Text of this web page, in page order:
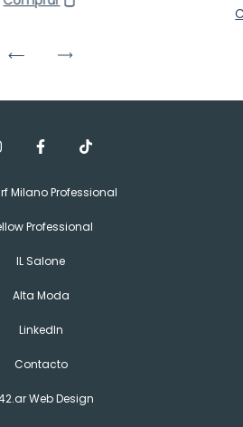
Milano Professional
Professional
IL Salone
Alta Moda
LinkedIn
Contacto
Web Design